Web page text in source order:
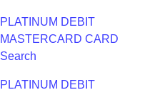
PLATINUM DEBIT
MASTERCARD CARD
Search
PLATINUM DEBIT